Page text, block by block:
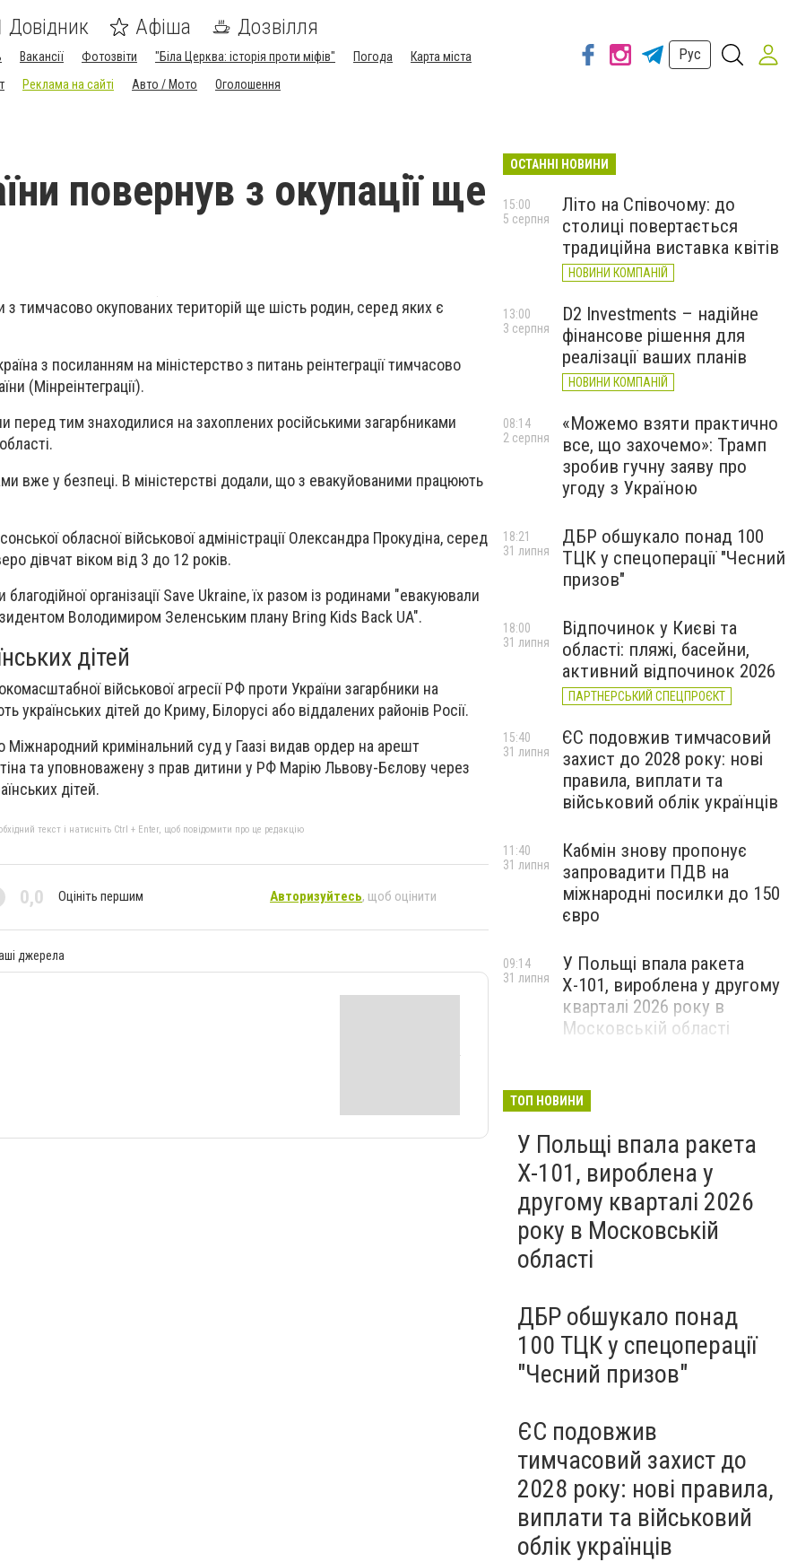
Довідник Афіша Дозвілля
Вакансії Фотозвіти "Біла Церква: історія проти міфів" Погода
Карта міста
Реклама на сайті Авто / Мото Оголошення
Рус
повернув з окупації ще
з тимчасово окупованих територій ще шість родин, серед яких є
з посиланням на міністерство з питань реінтеграції тимчасово
(Мінреінтеграції).
перед тим знаходилися на захоплених російськими загарбниками
вже у безпеці. В міністерстві додали, що з евакуйованими працюють
обласної військової адміністрації Олександра Прокудіна, серед
дівчат віком від 3 до 12 років.
організації Save Ukraine, їх разом із родинами "евакуювали
Володимиром Зеленським плану Bring Kids Back UA".
дітей
військової агресії РФ проти України загарбники на
українських дітей до Криму, Білорусі або віддалених районів Росії.
кримінальний суд у Гаазі видав ордер на арешт
та уповноважену з прав дитини у РФ Марію Львову-Бєлову через
дітей.
текст і натисніть Ctrl + Enter, щоб повідомити про це редакцію
0,0 Оцініть першим Авторизуйтесь, щоб оцінити
джерела
ОСТАННІ НОВИНИ
Літо на Співочому: до
столиці повертається
традиційна виставка квітів
НОВИНИ КОМПАНІЙ
15:00
5 серпня
D2 Investments – надійне
фінансове рішення для
реалізації ваших планів
НОВИНИ КОМПАНІЙ
13:00
3 серпня
«Можемо взяти практично
все, що захочемо»: Трамп
зробив гучну заяву про
угоду з Україною
08:14
2 серпня
ДБР обшукало понад 100
ТЦК у спецоперації "Чесний
призов"
18:21
31 липня
Відпочинок у Києві та
області: пляжі, басейни,
активний відпочинок 2026
ПАРТНЕРСЬКИЙ СПЕЦПРОЄКТ
18:00
31 липня
ЄС подовжив тимчасовий
захист до 2028 року: нові
правила, виплати та
військовий облік українців
15:40
31 липня
Кабмін знову пропонує
запровадити ПДВ на
міжнародні посилки до 150
євро
11:40
31 липня
У Польщі впала ракета
Х-101, вироблена у другому
кварталі 2026 року в
Московській області
09:14
31 липня
ТОП НОВИНИ
У Польщі впала ракета
Х-101, вироблена у
другому кварталі 2026
року в Московській
області
ДБР обшукало понад
100 ТЦК у спецоперації
"Чесний призов"
ЄС подовжив
тимчасовий захист до
2028 року: нові правила,
виплати та військовий
облік українців